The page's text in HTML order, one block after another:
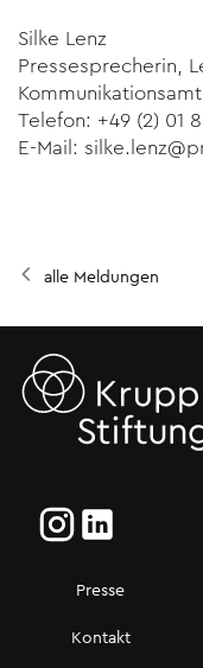
Silke Lenz
Pressesprecherin,
Kommunikationsamt
Telefon: +49 (2) 01
E-Mail:
alle Meldungen
Presse
Kontakt